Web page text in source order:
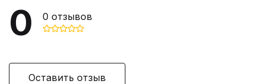
0 0 отзывов
Оставить отзыв